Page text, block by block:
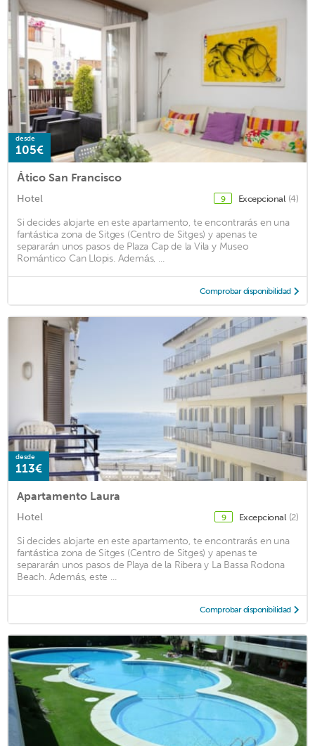
desde
105€
Ático San Francisco
Hotel 9 Excepcional (4)
Si decides alojarte en este apartamento, te encontrarás en una
fantástica zona de Sitges (Centro de Sitges) y apenas te
separarán unos pasos de Plaza Cap de la Vila y Museo
Romántico Can Llopis. Además, ...
Comprobar disponibilidad
desde
113€
Apartamento Laura
Hotel 9 Excepcional (2)
Si decides alojarte en este apartamento, te encontrarás en una
fantástica zona de Sitges (Centro de Sitges) y apenas te
separarán unos pasos de Playa de la Ribera y La Bassa Rodona
Beach. Además, este ...
Comprobar disponibilidad